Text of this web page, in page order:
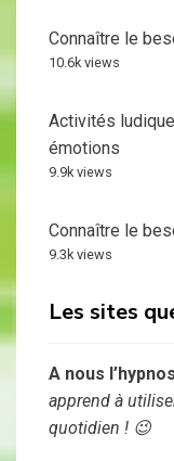
Connaître le
10.6k views
Activités
émotions
9.9k views
Connaître le
9.3k views
Les sites
A nous
apprend à
quotidien ! 😉